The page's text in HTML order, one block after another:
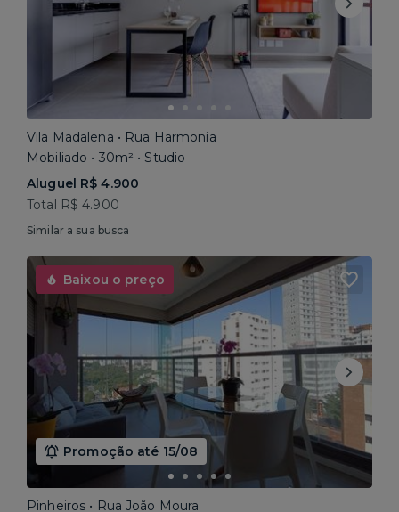
Vila Madalena • Rua Harmonia
Mobiliado • 30m² • Studio
Aluguel R$ 4.900
Total R$ 4.900
Similar a sua busca
Baixou o preço
Promoção até 15/08
Pinheiros • Rua João Moura